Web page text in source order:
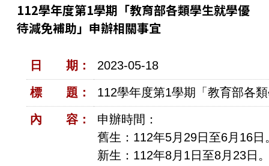
112學年度第1學期「教育部各類學生就學優
待減免補助」申辦相關事宜
日 期： 2023-05-18
標 題： 112學年度第1學期「教育部各
內 容：
申辦時間：
舊生：112年5月29日至6月16日
新生：112年8月1日至8月23日